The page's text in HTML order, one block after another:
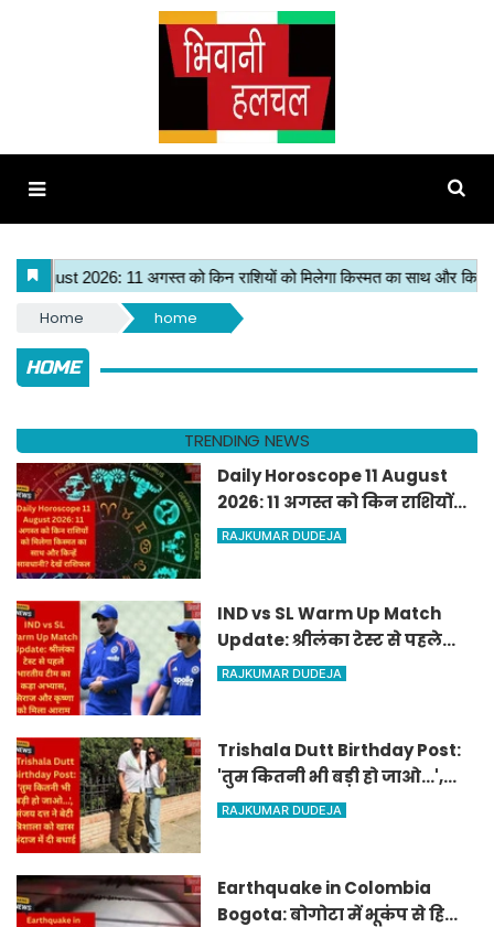
Home home
HOME
TRENDING NEWS
Daily Horoscope 11 August
2026: 11 अगस्त को किन राशियों
को मिलेगा किस्मत का साथ और
RAJKUMAR DUDEJA
IND vs SL Warm Up Match
Update: श्रीलंका टेस्ट से पहले
भारतीय टीम का कड़ा अभ्यास,
RAJKUMAR DUDEJA
Trishala Dutt Birthday Post:
'तुम कितनी भी बड़ी हो जाओ...',
संजय दत्त ने बेटी त्रिशाला को खास
RAJKUMAR DUDEJA
Earthquake in Colombia
Bogota: बोगोटा में भूकंप से हिली